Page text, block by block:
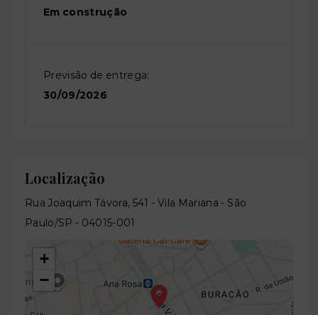
Em construção
Previsão de entrega:
30/09/2026
Localização
Rua Joaquim Távora, 541 - Vila Mariana - São
Paulo/SP - 04015-001
+
−